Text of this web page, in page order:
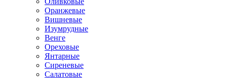
Оранжевые
Вишневые
Изумрудные
Венге
Ореховые
Янтарные
Сиреневые
Салатовые